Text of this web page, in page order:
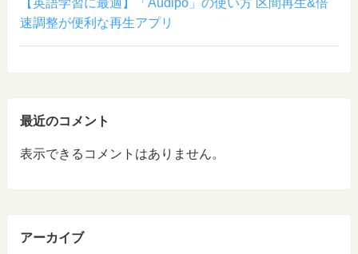
速調整が便利な再生アプリ
最近のコメント
表示できるコメントはありません。
アーカイブ